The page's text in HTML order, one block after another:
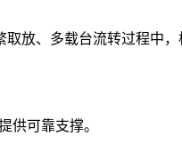
放、多载台流转过程中
供可靠支撑。